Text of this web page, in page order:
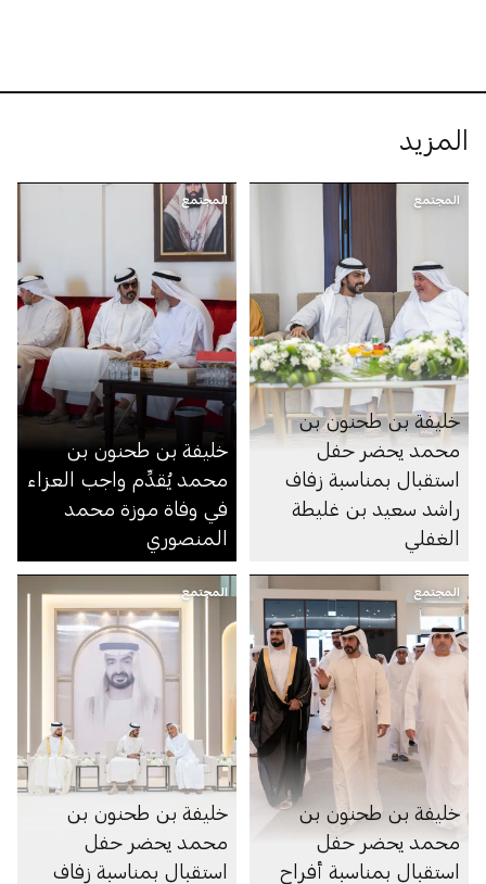
المزيد
المجتمع
خليفة بن طحنون بن
محمد يحضر حفل
استقبال بمناسبة زفاف
راشد سعيد بن غليطة
الغفلي
المجتمع
خليفة بن طحنون بن
محمد يُقدِّم واجب العزاء
في وفاة موزة محمد
المنصوري
المجتمع
خليفة بن طحنون بن
محمد يحضر حفل
استقبال بمناسبة أفراح
المجتمع
خليفة بن طحنون بن
محمد يحضر حفل
استقبال بمناسبة زفاف